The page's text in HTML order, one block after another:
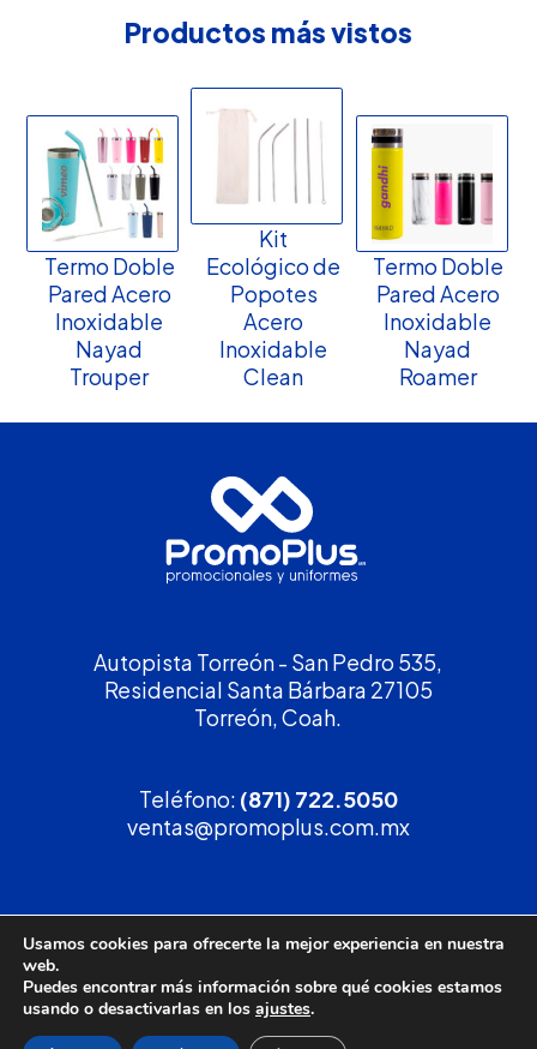
Productos más vistos
Termo Doble
Pared Acero
Inoxidable
Nayad
Trouper
Kit
Ecológico de
Popotes
Acero
Inoxidable
Clean
Termo Doble
Pared Acero
Inoxidable
Nayad
Roamer
Autopista Torreón - San Pedro 535,
Residencial Santa Bárbara 27105
Torreón, Coah.
Teléfono: (871) 722.5050
ventas@promoplus.com.mx
¡Solicita tucotización!
(800) 90 PROMO
Usamos cookies para ofrecerte la mejor experiencia en nuestra
web.
Puedes encontrar más información sobre qué cookies estamos
usando o desactivarlas en los ajustes.